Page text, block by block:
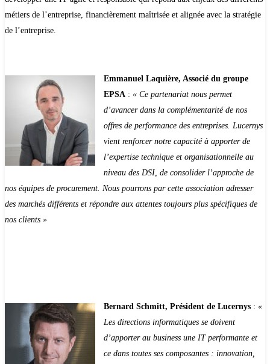
métiers de l’entreprise, financièrement maîtrisée et alignée avec la stratégie
de l’entreprise.
Emmanuel Laquière, Associé du groupe
EPSA : « Ce partenariat nous permet
d’avancer dans la complémentarité de nos
offres de performance des entreprises. Lucernys
vient renforcer notre capacité à apporter de
l’expertise technique et organisationnelle au
niveau des DSI, de consolider l’approche de
nos équipes de procurement. Nous pourrons par cette association adresser
des marchés différents et répondre aux attentes toujours plus spécifiques de
nos clients »
Bernard Schmitt, Président de Lucernys : «
Les directions informatiques se doivent
d’apporter au business une IT performante et
ce dans toutes ses composantes : innovation,